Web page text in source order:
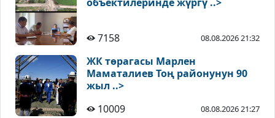
7158 08.08.2026 21:32
ЖК төрагасы Марлен
Маматалиев Тоң районунун 90
жыл ..>
10009
08.08.2026 21:27